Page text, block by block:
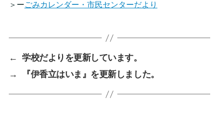
＞ーごみカレンダー・市民センターだより
←
学校だよりを更新しています。
→
『伊香立はいま』を更新しました。